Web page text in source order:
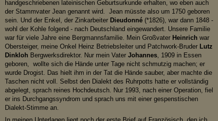
handgeschriebenen lateinischen Geburtsurkunde erhalten, wo eben auch
der Stammvater Jean genannt wird. Jean müsste also um 1750 geboren
sein. Und der Enkel, der Zinkarbeiter Dieudonné (*1826), war dann 1848 -
wohl der Kohle folgend - nach Deutschland eingewandert. Unsere Familie
war für viele Jahre eine Bergmannsfamilie. Mein Großvater Heinrich war
Obersteiger, meine Onkel Heinz Betriebsleiter und Patchwork-Bruder Lutz
Dinkloh Bergwerksdirektor. Nur mein Vater Johannes , 1909 in Essen
geboren, wollte sich die Hände unter Tage nicht schmutzig machen; er
wurde Drogist. Das hielt ihm in der Tat die Hände sauber, aber machte die
Taschen nicht voll. Selbst den Dialekt des Ruhrpotts hatte er vollständig
abgelegt, sprach reines Hochdeutsch. Nur 1993, nach einer Operation, fiel
er ins Durchgangssyndrom und sprach uns mit einer gespenstischen
Dialekt-Stimme an.